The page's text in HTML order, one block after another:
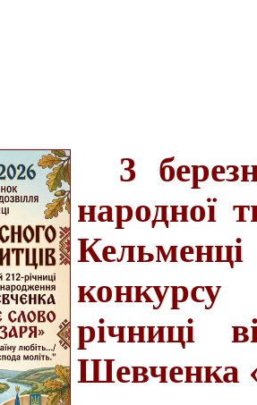
3
народної
конкурсу
річниці
Шевченка